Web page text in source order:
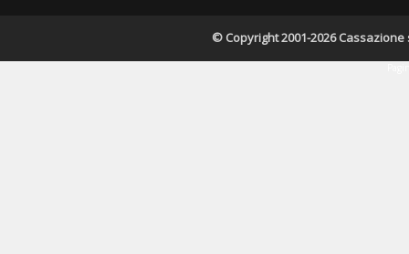
© Copyright 2001-2026 Cassazione